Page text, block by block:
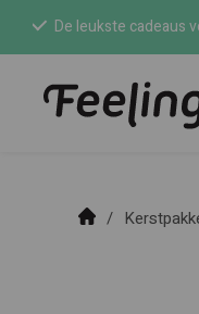
De leukste cadeaus